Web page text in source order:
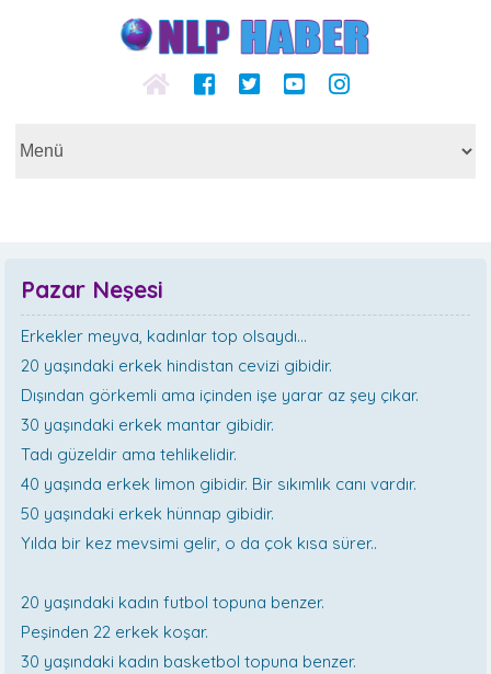
Pazar Neşesi
Erkekler meyva, kadınlar top olsaydı...
20 yaşındaki erkek hindistan cevizi gibidir.
Dışından görkemli ama içinden işe yarar az şey çıkar.
30 yaşındaki erkek mantar gibidir.
Tadı güzeldir ama tehlikelidir.
40 yaşında erkek limon gibidir. Bir sıkımlık canı vardır.
50 yaşındaki erkek hünnap gibidir.
Yılda bir kez mevsimi gelir, o da çok kısa sürer..
20 yaşındaki kadın futbol topuna benzer.
Peşinden 22 erkek koşar.
30 yaşındaki kadın basketbol topuna benzer.